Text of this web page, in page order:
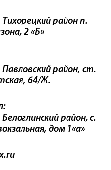
район п.
2 «Б»
Павловский район, ст.
64/Ж.
район, с.
дом 1«а»